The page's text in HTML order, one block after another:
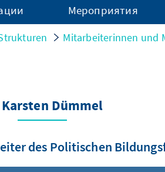
Мероприятия
Mitarbeiterinnen und
Karsten Dümmel
des Politischen